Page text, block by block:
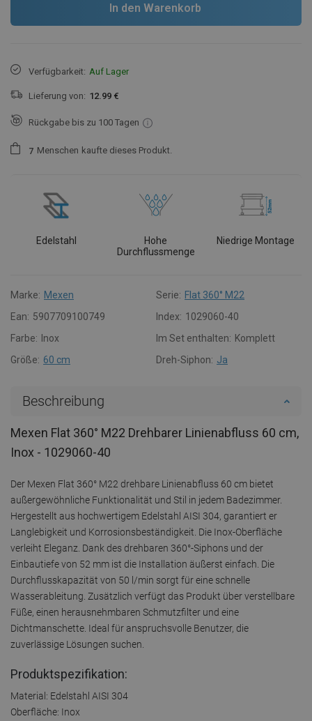
In den Warenkorb
Verfügbarkeit: Auf Lager
Lieferung von: 12.99 €
Rückgabe bis zu 100 Tagen
7 Menschen kaufte dieses Produkt.
Edelstahl
Hohe
Durchflussmenge
Niedrige Montage
Marke: Mexen Serie: Flat 360° M22
Ean: 5907709100749 Index: 1029060-40
Farbe:
Inox Im Set enthalten: Komplett
Größe: 60 cm Dreh-Siphon: Ja
Beschreibung
Mexen Flat 360° M22 Drehbarer Linienabfluss 60 cm,
Inox - 1029060-40
Der Mexen Flat 360° M22 drehbare Linienabfluss 60 cm bietet
außergewöhnliche Funktionalität und Stil in jedem Badezimmer.
Hergestellt aus hochwertigem Edelstahl AISI 304, garantiert er
Langlebigkeit und Korrosionsbeständigkeit. Die Inox-Oberfläche
verleiht Eleganz. Dank des drehbaren 360°-Siphons und der
Einbautiefe von 52 mm ist die Installation äußerst einfach. Die
Durchflusskapazität von 50 l/min sorgt für eine schnelle
Wasserableitung. Zusätzlich verfügt das Produkt über verstellbare
Füße, einen herausnehmbaren Schmutzfilter und eine
Dichtmanschette. Ideal für anspruchsvolle Benutzer, die
zuverlässige Lösungen suchen.
Produktspezifikation:
Material: Edelstahl AISI 304
Oberfläche: Inox